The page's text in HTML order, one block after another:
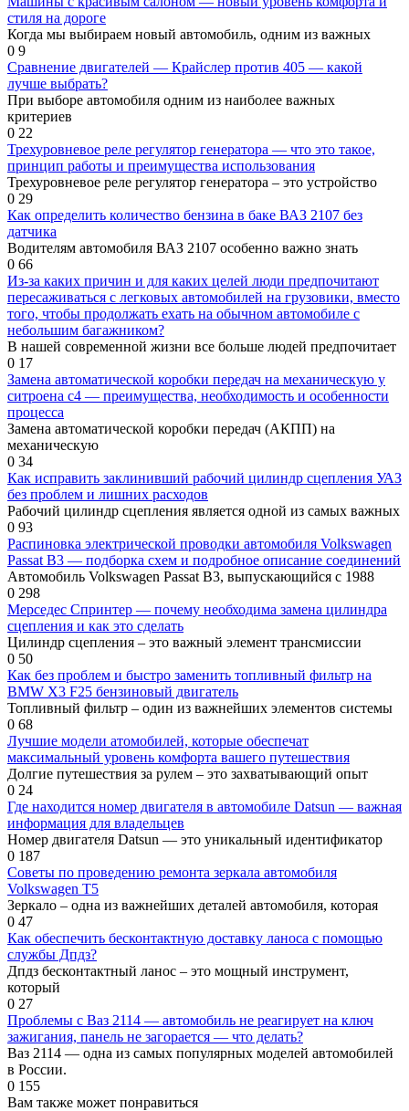
стиля на дороге
Когда мы выбираем новый автомобиль, одним из важных
0 9
Сравнение двигателей — Крайслер против 405 — какой
лучше выбрать?
При выборе автомобиля одним из наиболее важных
критериев
0 22
Трехуровневое реле регулятор генератора — что это такое,
принцип работы и преимущества использования
Трехуровневое реле регулятор генератора – это устройство
0 29
Как определить количество бензина в баке ВАЗ 2107 без
датчика
Водителям автомобиля ВАЗ 2107 особенно важно знать
0 66
Из-за каких причин и для каких целей люди предпочитают
пересаживаться с легковых автомобилей на грузовики, вместо
того, чтобы продолжать ехать на обычном автомобиле с
небольшим багажником?
В нашей современной жизни все больше людей предпочитает
0 17
Замена автоматической коробки передач на механическую у
ситроена с4 — преимущества, необходимость и особенности
процесса
Замена автоматической коробки передач (АКПП) на
механическую
0 34
Как исправить заклинивший рабочий цилиндр сцепления УАЗ
без проблем и лишних расходов
Рабочий цилиндр сцепления является одной из самых важных
0 93
Распиновка электрической проводки автомобиля Volkswagen
Passat B3 — подборка схем и подробное описание соединений
Автомобиль Volkswagen Passat B3, выпускающийся с 1988
0 298
Мерседес Спринтер — почему необходима замена цилиндра
сцепления и как это сделать
Цилиндр сцепления – это важный элемент трансмиссии
0 50
Как без проблем и быстро заменить топливный фильтр на
BMW X3 F25 бензиновый двигатель
Топливный фильтр – один из важнейших элементов системы
0 68
Лучшие модели атомобилей, которые обеспечат
максимальный уровень комфорта вашего путешествия
Долгие путешествия за рулем – это захватывающий опыт
0 24
Где находится номер двигателя в автомобиле Datsun — важная
информация для владельцев
Номер двигателя Datsun — это уникальный идентификатор
0 187
Советы по проведению ремонта зеркала автомобиля
Volkswagen T5
Зеркало – одна из важнейших деталей автомобиля, которая
0 47
Как обеспечить бесконтактную доставку ланоса с помощью
службы Дпдз?
Дпдз бесконтактный ланос – это мощный инструмент,
который
0 27
Проблемы с Ваз 2114 — автомобиль не реагирует на ключ
зажигания, панель не загорается — что делать?
Ваз 2114 — одна из самых популярных моделей автомобилей
в России.
0 155
Вам также может понравиться